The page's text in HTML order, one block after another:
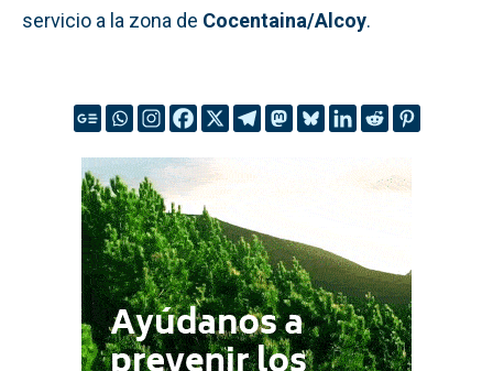
servicio a la zona de Cocentaina/Alcoy.